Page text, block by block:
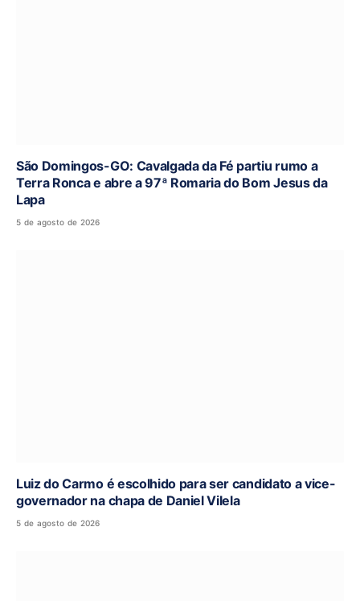
São Domingos-GO: Cavalgada da Fé partiu rumo a
Terra Ronca e abre a 97ª Romaria do Bom Jesus da
Lapa
5 de agosto de 2026
Luiz do Carmo é escolhido para ser candidato a vice-
governador na chapa de Daniel Vilela
5 de agosto de 2026